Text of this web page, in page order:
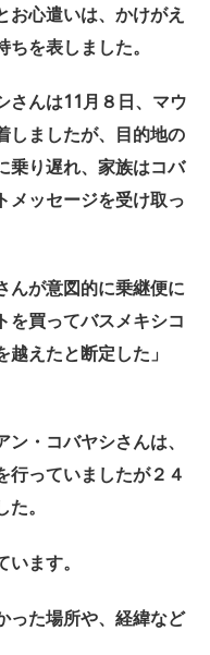
お心遣いは、かけがえ
を表しました。
さんは11月８日、マウ
しましたが、目的地の
乗り遅れ、家族はコバ
メッセージを受け取っ
んが意図的に乗継便に
を買ってバスメキシコ
えたと断定した」
・コバヤシさんは、
行っていましたが２４
。
ます。
った場所や、経緯など